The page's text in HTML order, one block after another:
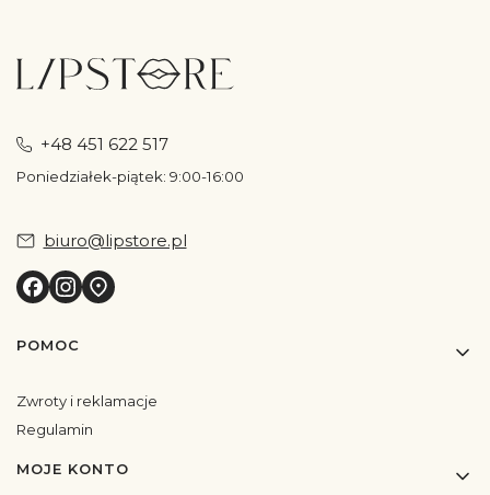
+48 451 622 517
Poniedziałek-piątek: 9:00-16:00
biuro@lipstore.pl
Linki w stopce
POMOC
Zwroty i reklamacje
Regulamin
MOJE KONTO